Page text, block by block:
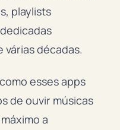
playlists
várias décadas.
esses apps
de ouvir músicas
a